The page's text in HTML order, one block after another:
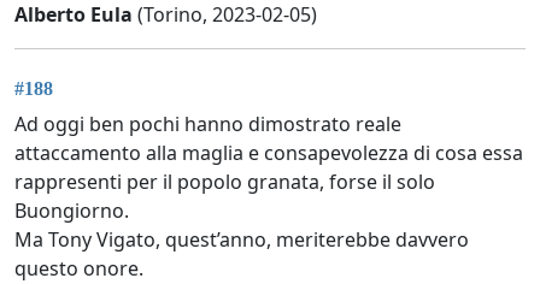
Alberto Eula (Torino, 2023-02-05)
#188
Ad oggi ben pochi hanno dimostrato reale
attaccamento alla maglia e consapevolezza di cosa essa
rappresenti per il popolo granata, forse il solo
Buongiorno.
Ma Tony Vigato, quest’anno, meriterebbe davvero
questo onore.